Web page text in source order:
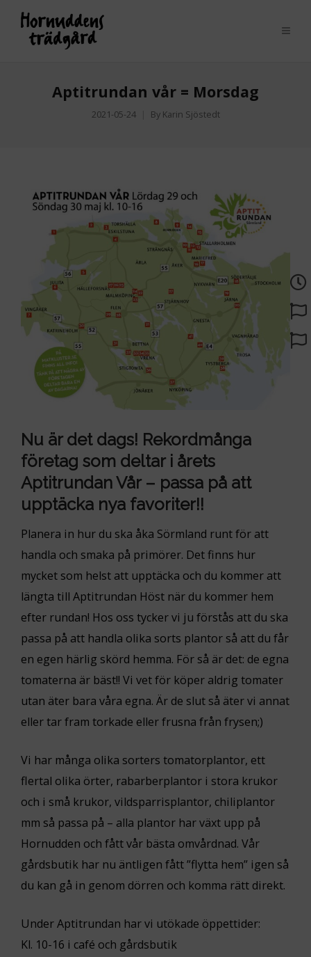
Aptitrundan vår = Morsdag
2021-05-24 By Karin Sjöstedt
Nu är det dags! Rekordmånga
företag som deltar i årets
Aptitrundan Vår – passa på att
upptäcka nya favoriter!!
Planera in hur du ska åka Sörmland runt för att
handla och smaka på primörer. Det finns hur
mycket som helst att upptäcka och du kommer att
längta till Aptitrundan Höst när du kommer hem
efter rundan! Hos oss tycker vi ju förstås att du ska
passa på att handla olika sorts plantor så att du får
en egen härlig skörd hemma. För så är det: de egna
tomaterna är bäst!! Vi vet för köper aldrig tomater
utan äter bara våra egna. Är de slut så äter vi annat
eller tar fram torkade eller frusna från frysen;)
Vi har många olika sorters tomatorplantor, ett
flertal olika örter, rabarberplantor i stora krukor
och i små krukor, vildsparrisplantor, chiliplantor
mm så passa på – alla plantor har växt upp på
Hornudden och fått vår bästa omvårdnad. Vår
gårdsbutik har nu äntligen fått ”flytta hem” igen så
du kan gå in genom dörren och komma rätt direkt.
Under Aptitrundan har vi utökade öppettider:
Kl. 10-16 i café och gårdsbutik